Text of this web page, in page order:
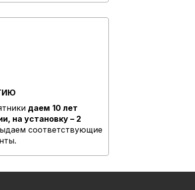
даем 10 лет
на установку – 2
соответствующие